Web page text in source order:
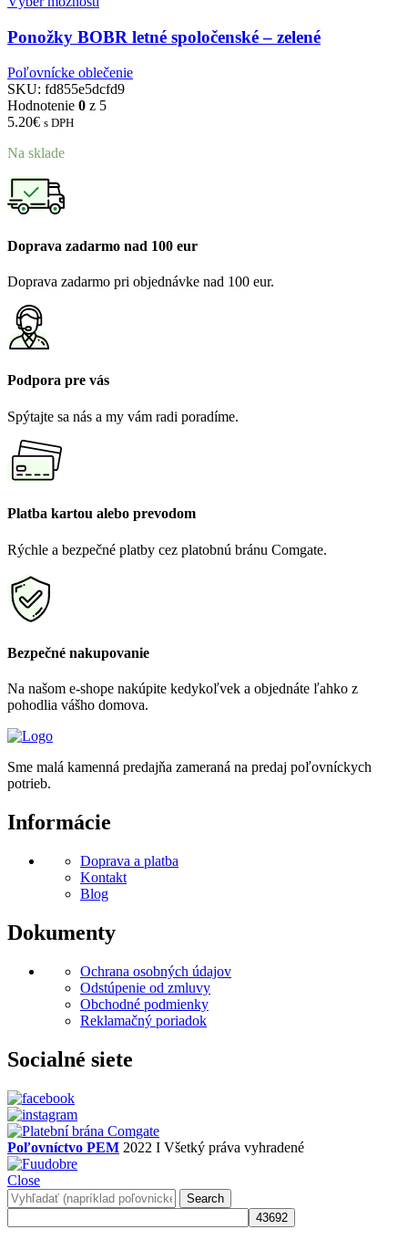
Ponožky BOBR letné spoločenské – zelené
Poľovnícke oblečenie
SKU: fd855e5dcfd9
Hodnotenie 0 z 5
5.20€ s DPH
Na sklade
Doprava zadarmo nad 100 eur
Doprava zadarmo pri objednávke nad 100 eur.
Podpora pre vás
Spýtajte sa nás a my vám radi poradíme.
Platba kartou alebo prevodom
Rýchle a bezpečné platby cez platobnú bránu Comgate.
Bezpečné nakupovanie
Na našom e-shope nakúpite kedykoľvek a objednáte ľahko z
pohodlia vášho domova.
Sme malá kamenná predajňa zameraná na predaj poľovníckych
potrieb.
Informácie
Doprava a platba
Kontakt
Blog
Dokumenty
Ochrana osobných údajov
Odstúpenie od zmluvy
Obchodné podmienky
Reklamačný poriadok
Socialné siete
Poľovníctvo PEM 2022 I Všetký práva vyhradené
Close
Search